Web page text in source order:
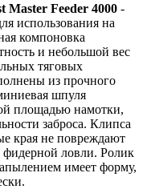
Feeder 4000 -
использования на
компоновка
и небольшой вес
тяговых
из прочного
шпуля
площадью намотки,
заброса. Клипса
края не повреждают
фидерной ловли. Ролик
имеет форму,